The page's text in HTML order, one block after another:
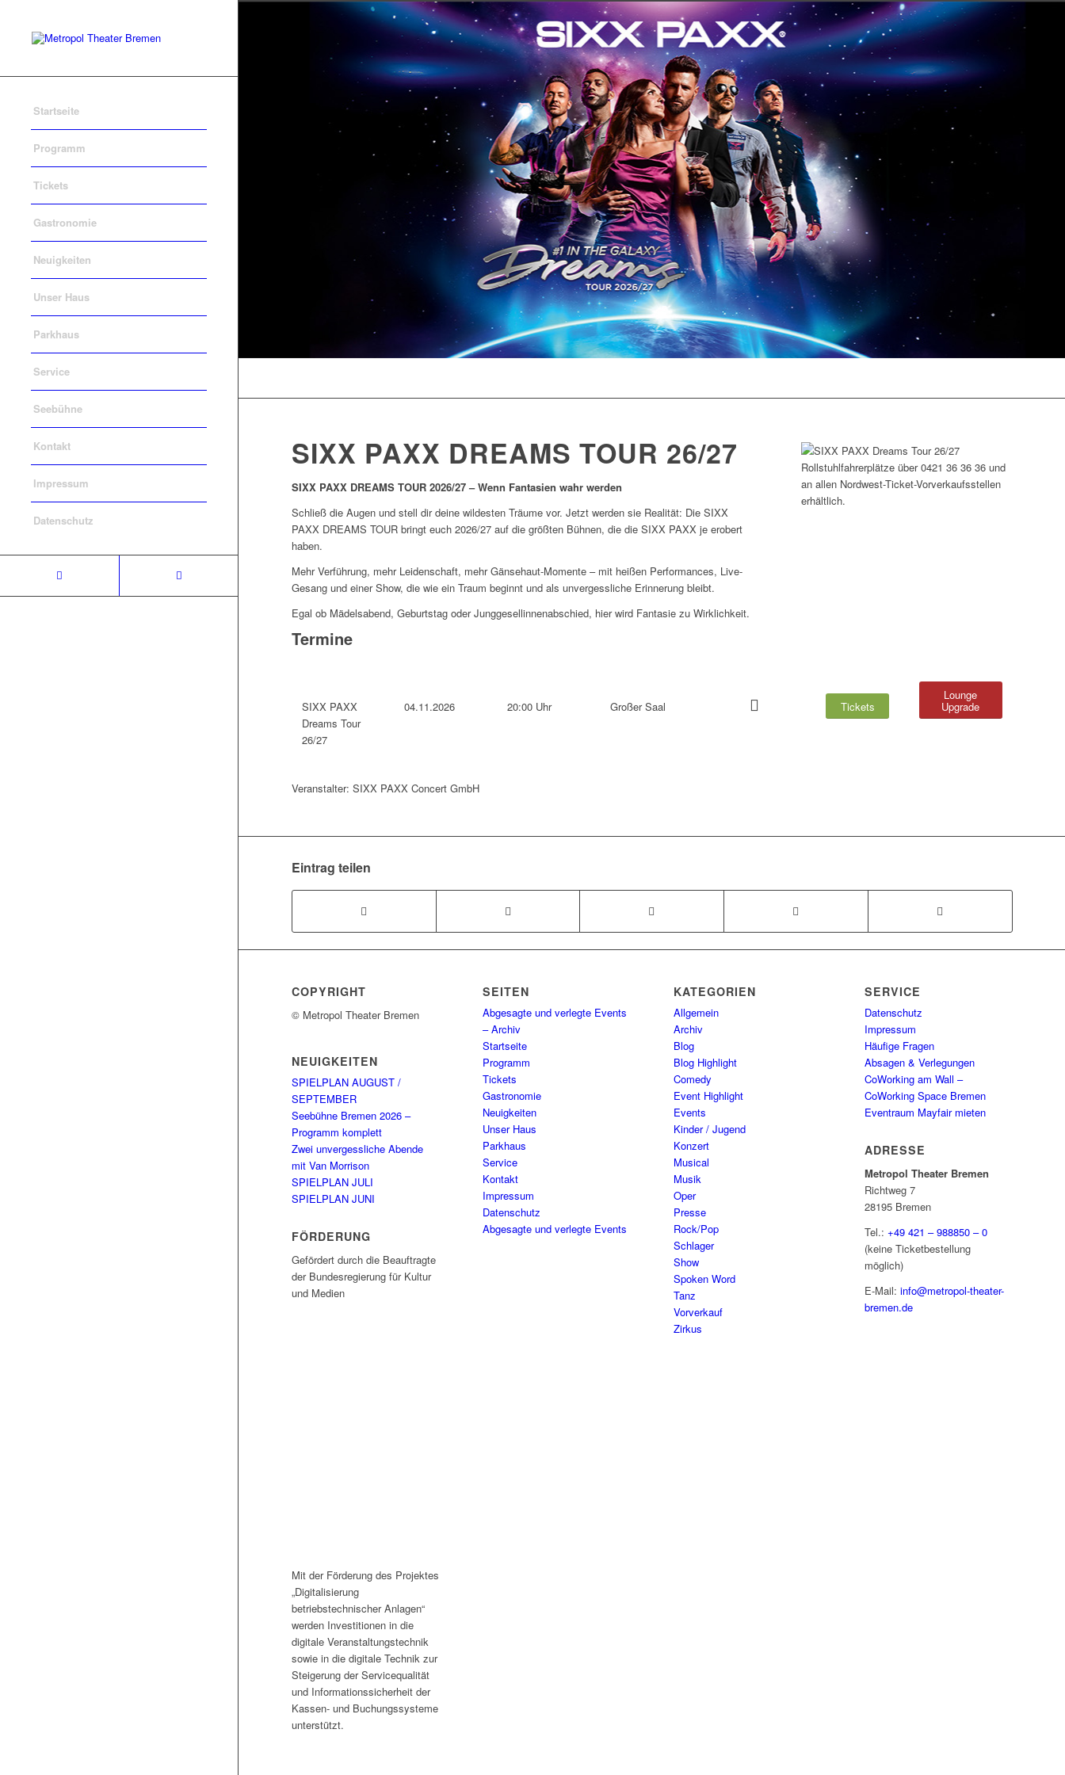
Startseite
Programm
Tickets
Gastronomie
Neuigkeiten
Unser Haus
Parkhaus
Service
Seebühne
Kontakt
Impressum
Datenschutz
SIXX PAXX DREAMS TOUR 26/27
SIXX PAXX DREAMS TOUR 2026/27 – Wenn Fantasien wahr werden
Schließ die Augen und stell dir deine wildesten Träume vor. Jetzt werden sie Realität: Die SIXX
PAXX DREAMS TOUR bringt euch 2026/27 auf die größten Bühnen, die die SIXX PAXX je erobert
haben.
Mehr Verführung, mehr Leidenschaft, mehr Gänsehaut-Momente – mit heißen Performances, Live-
Gesang und einer Show, die wie ein Traum beginnt und als unvergessliche Erinnerung bleibt.
Egal ob Mädelsabend, Geburtstag oder Junggesellinnenabschied, hier wird Fantasie zu Wirklichkeit.
Rollstuhlfahrerplätze über 0421 36 36 36 und
an allen Nordwest-Ticket-Vorverkaufsstellen
erhältlich.
Termine
SIXX PAXX
Dreams Tour
26/27
04.11.2026 20:00 Uhr Großer Saal Tickets
Lounge
Upgrade
Veranstalter: SIXX PAXX Concert GmbH
Eintrag teilen
COPYRIGHT
© Metropol Theater Bremen
NEUIGKEITEN
SPIELPLAN AUGUST /
SEPTEMBER
Seebühne Bremen 2026 –
Programm komplett
Zwei unvergessliche Abende
mit Van Morrison
SPIELPLAN JULI
SPIELPLAN JUNI
FÖRDERUNG
Gefördert durch die Beauftragte
der Bundesregierung für Kultur
und Medien
Mit der Förderung des Projektes
„Digitalisierung
betriebstechnischer Anlagen“
werden Investitionen in die
digitale Veranstaltungstechnik
sowie in die digitale Technik zur
Steigerung der Servicequalität
und Informationssicherheit der
Kassen- und Buchungssysteme
unterstützt.
SEITEN
Abgesagte und verlegte Events
– Archiv
Startseite
Programm
Tickets
Gastronomie
Neuigkeiten
Unser Haus
Parkhaus
Service
Kontakt
Impressum
Datenschutz
Abgesagte und verlegte Events
KATEGORIEN
Allgemein
Archiv
Blog
Blog Highlight
Comedy
Event Highlight
Events
Kinder / Jugend
Konzert
Musical
Musik
Oper
Presse
Rock/Pop
Schlager
Show
Spoken Word
Tanz
Vorverkauf
Zirkus
SERVICE
Datenschutz
Impressum
Häufige Fragen
Absagen & Verlegungen
CoWorking am Wall –
CoWorking Space Bremen
Eventraum Mayfair mieten
ADRESSE
Metropol Theater Bremen
Richtweg 7
28195 Bremen
Tel.: +49 421 – 988850 – 0
(keine Ticketbestellung
möglich)
E-Mail: info@metropol-theater-
bremen.de